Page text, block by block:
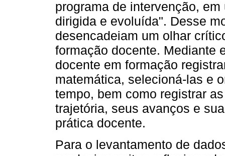
programa de intervenção,
dirigida e evoluída". Desse
desencadeiam um olhar
formação docente. Mediante
docente em formação
matemática, selecioná-las e
tempo, bem como registrar
trajetória, seus avanços e
prática docente.
Para o levantamento de